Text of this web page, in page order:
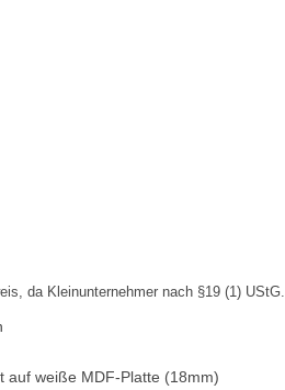
da Kleinunternehmer nach §19 (1) UStG.
auf weiße MDF-Platte (18mm)